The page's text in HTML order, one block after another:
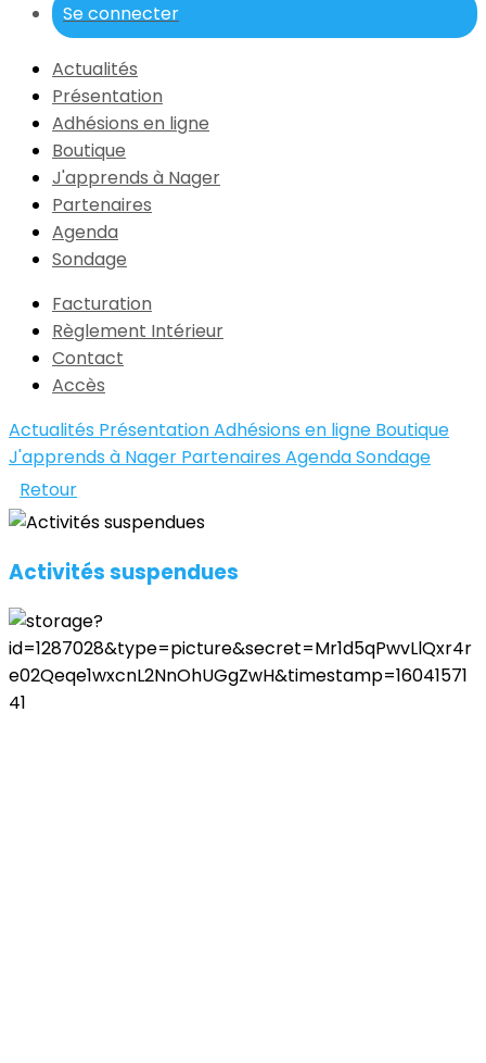
Se connecter
Actualités
Présentation
Adhésions en ligne
Boutique
J'apprends à Nager
Partenaires
Agenda
Sondage
Facturation
Règlement Intérieur
Contact
Accès
Actualités PrésentationAdhésions en ligne Boutique
J'apprends à Nager Partenaires AgendaSondage
Retour
Activités suspendues